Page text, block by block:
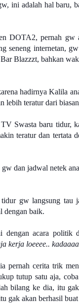
ini adalah hal baru,
DOTA2, pernah gw
seneng internetan,
Blazzzt, bahkan
hadirnya Kalila
lebih teratur dari
Swasta baru tidur,
teratur dan tertata
dan jadwal netek
gw langsung tau
dengan baik.
dengan acara politik
kerja loeeee..
pernah cerita trik
tutup satu aja,
bilang ke dia, itu
gak akan berhasil